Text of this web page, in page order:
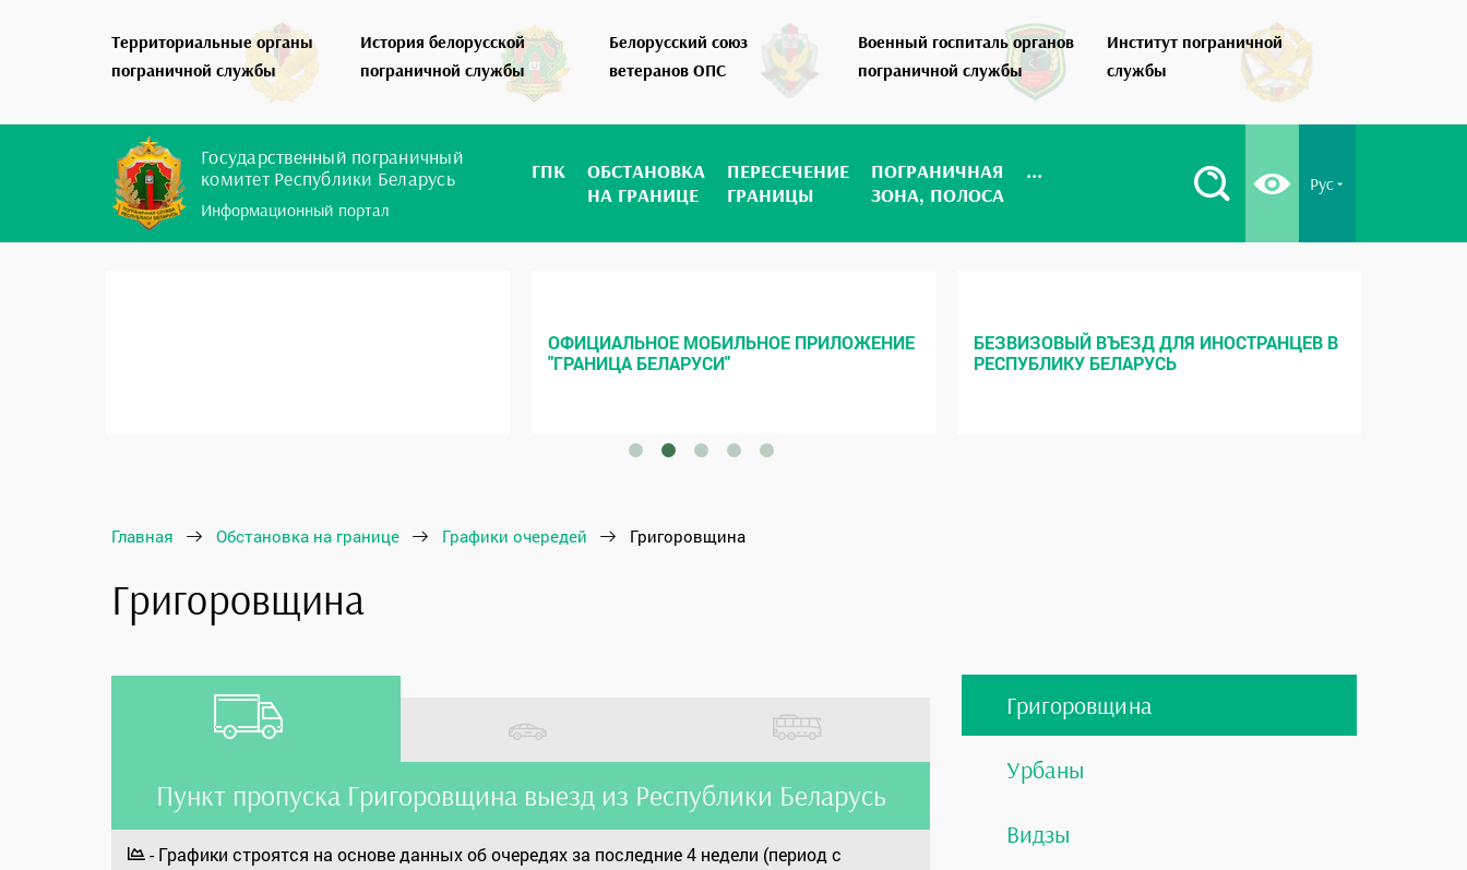
Территориальные органы
пограничной службы
История белорусской
пограничной службы
Белорусский союз
ветеранов ОПС
Военный госпиталь органов
пограничной службы
Институт пограничной
службы
Государственный пограничный
комитет Республики Беларусь
Информационный портал
ГПК
ОБСТАНОВКА
НА ГРАНИЦЕ
ПЕРЕСЕЧЕНИЕ
ГРАНИЦЫ
ПОГРАНИЧНАЯ
ЗОНА, ПОЛОСА
... Рус
ОФИЦИАЛЬНОЕ МОБИЛЬНОЕ ПРИЛОЖЕНИЕ
"ГРАНИЦА БЕЛАРУСИ"
БЕЗВИЗОВЫЙ ВЪЕЗД ДЛЯ ИНОСТРАНЦЕВ В
РЕСПУБЛИКУ БЕЛАРУСЬ
Главная Обстановка на границе Графики очередей Григоровщина
Григоровщина
Пункт пропуска Григоровщина выезд из Республики Беларусь
- Графики строятся на основе данных об очередях за последние 4 недели (период с
Григоровщина
Урбаны
Видзы